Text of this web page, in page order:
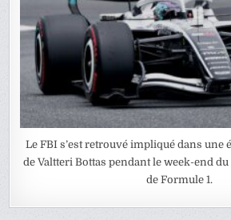
Le FBI s’est retrouvé impliqué dans une
de Valtteri Bottas pendant le week-end
de Formule 1.